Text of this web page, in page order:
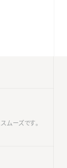
ムーズです。